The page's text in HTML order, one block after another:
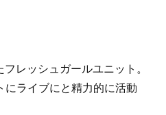
レッシュガールユニット。
ライブにと精力的に活動